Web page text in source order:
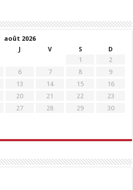
août 2026
J V S
D
1
2
6 7 8
9
13 14 15
16
20 21 22
23
27 28 29
30